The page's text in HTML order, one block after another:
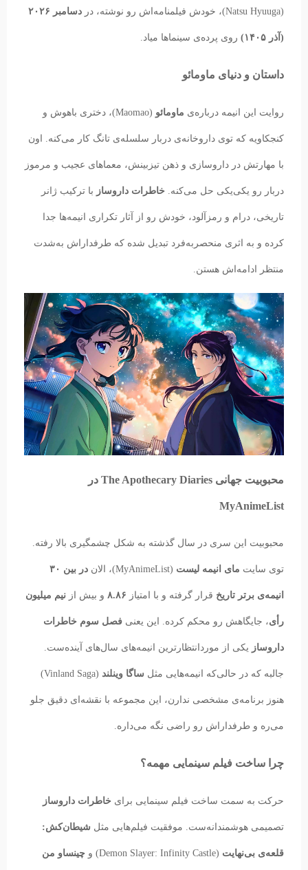
(Natsu Hyuuga)، خودش فیلمنامه‌اش رو نوشته، در دسامبر ۲۰۲۶
(آذر ۱۴۰۵) روی پرده‌ی سینماها میاد.
داستان و دنیای ماومائو
روایت این انیمه درباره‌ی ماومائو (Maomao)، دختری باهوش و
کنجکاویه که توی داروخانه‌ی دربار سلسله‌ی تانگ کار می‌کنه. اون
با مهارتش در داروسازی و ذهن تیزبینش، معماهای عجیب و مرموز
دربار رو یکی‌یکی حل می‌کنه. خاطرات داروساز با ترکیب ژانر
تاریخی، درام و رمزآلود، خودش رو از آثار تکراری انیمه‌ها جدا
کرده و به اثری منحصربه‌فرد تبدیل شده که طرفداراش به‌شدت
منتظر ادامه‌اش هستن.
محبوبیت جهانی The Apothecary Diaries در
MyAnimeList
محبوبیت این سری در سال گذشته به شکل چشمگیری بالا رفته.
توی سایت مای انیمه لیست (MyAnimeList)، الان در بین ۳۰
انیمه‌ی برتر تاریخ قرار گرفته و با امتیاز ۸.۸۶ و بیش از نیم میلیون
رأی، جایگاهش رو محکم کرده. این یعنی فصل سوم خاطرات
داروساز یکی از موردانتظارترین انیمه‌های سال‌های آینده‌ست.
جالبه که در حالی‌که انیمه‌هایی مثل ساگا وینلند (Vinland Saga)
هنوز برنامه‌ی مشخصی ندارن، این مجموعه با نقشه‌ای دقیق جلو
می‌ره و طرفداراش رو راضی نگه می‌داره.
چرا ساخت فیلم سینمایی مهمه؟
حرکت به سمت ساخت فیلم سینمایی برای خاطرات داروساز
تصمیمی هوشمندانه‌ست. موفقیت فیلم‌هایی مثل شیطان‌کش:
قلعه‌ی بی‌نهایت (Demon Slayer: Infinity Castle) و چینساو من